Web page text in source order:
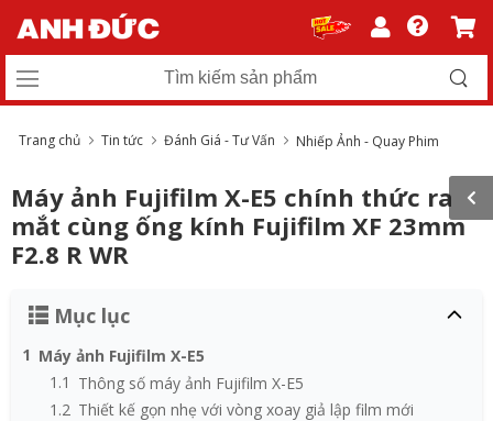
Trang chủ Tin tức Đánh Giá - Tư Vấn Nhiếp Ảnh - Quay Phim
Máy ảnh Fujifilm X-E5 chính thức ra
mắt cùng ống kính Fujifilm XF 23mm
F2.8 R WR
Mục lục
1 Máy ảnh Fujifilm X-E5
1.1 Thông số máy ảnh Fujifilm X-E5
1.2 Thiết kế gọn nhẹ với vòng xoay giả lập film mới